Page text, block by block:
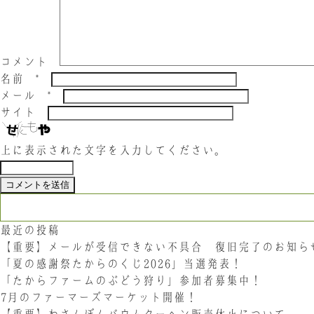
コメント
名前 *
メール *
サイト
上に表示された文字を入力してください。
最近の投稿
【重要】メールが受信できない不具合 復旧完了のお知ら
「夏の感謝祭たからのくじ2026」当選発表！
「たからファームのぶどう狩り」参加者募集中！
7月のファーマーズマーケット開催！